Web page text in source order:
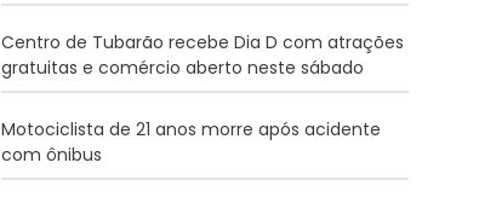
Centro de Tubarão recebe Dia D com atrações
gratuitas e comércio aberto neste sábado
Motociclista de 21 anos morre após acidente
com ônibus